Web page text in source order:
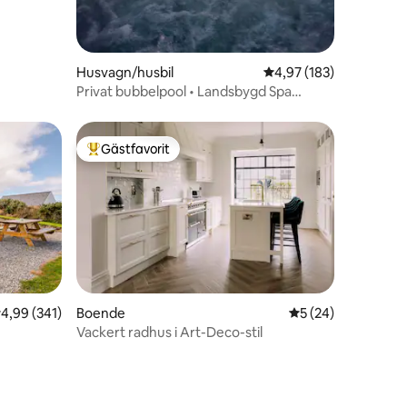
Husvagn/husbil 4,97 av 5 i
4,97 (183)
Privat bubbelpool • Landsbygd Spa
av 5 i genomsnittligt betyg, 341 omdömen
4,99 (341)
Populär gästfavorit
Gästfavorit
Boende 5 av 5 i
5 (24)
Vackert radhus i Art-Deco-stil